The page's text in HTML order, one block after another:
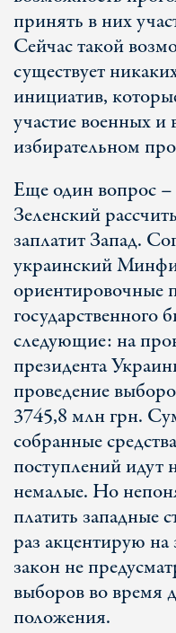
принять в них
Сейчас такой
существует
инициатив,
участие военных и
избирательном
Еще один вопрос
Зеленский
заплатит Запад.
украинский
ориентировочные
государственного
следующие: на
президента
проведение
3745,8 млн грн.
собранные
поступлений
немалые. Но
платить западные
раз акцентирую
закон не
выборов во время
положения.